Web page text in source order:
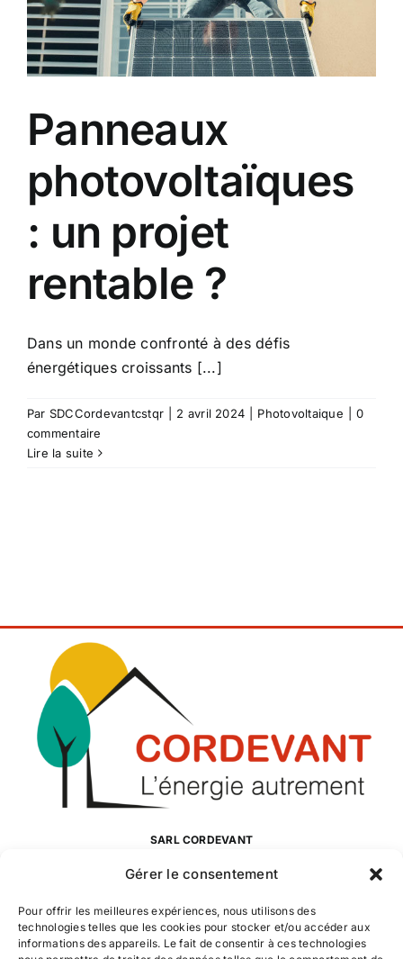
Gérer le consentement
Pour offrir les meilleures expériences, nous utilisons des
technologies telles que les cookies pour stocker et/ou accéder aux
informations des appareils. Le fait de consentir à ces technologies
Panneaux
photovoltaïques
: un projet
rentable ?
Dans un monde confronté à des défis
énergétiques croissants [...]
Par SDCCordevantcstqr 2 avril 2024 Photovoltaique
0
commentaire
Lire la suite
SARL CORDEVANT
R.C.S. Saint-Quentin
SAINT-QUENTIN